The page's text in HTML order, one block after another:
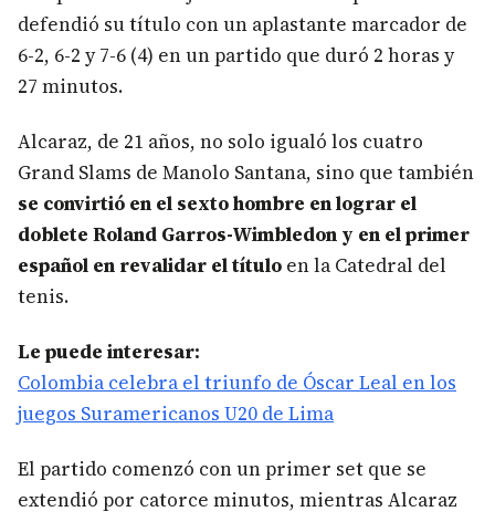
defendió su título con un aplastante marcador de
6-2, 6-2 y 7-6 (4) en un partido que duró 2 horas y
27 minutos.
Alcaraz, de 21 años, no solo igualó los cuatro
Grand Slams de Manolo Santana, sino que también
se convirtió en el sexto hombre en lograr el
doblete Roland Garros-Wimbledon y en el primer
español en revalidar el título en la Catedral del
tenis.
Le puede interesar:
Colombia celebra el triunfo de Óscar Leal en los
juegos Suramericanos U20 de Lima
El partido comenzó con un primer set que se
extendió por catorce minutos, mientras Alcaraz